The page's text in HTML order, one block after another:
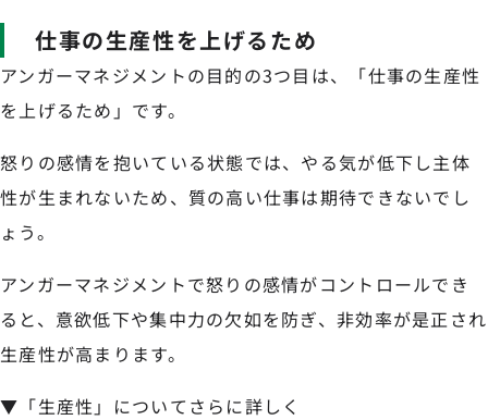
仕事の生産性を上げるため
アンガーマネジメントの目的の3つ目は、「仕事の生産性
を上げるため」です。
怒りの感情を抱いている状態では、やる気が低下し主体
性が生まれないため、質の高い仕事は期待できないでし
ょう。
アンガーマネジメントで怒りの感情がコントロールでき
ると、意欲低下や集中力の欠如を防ぎ、非効率が是正され
生産性が高まります。
▼「生産性」についてさらに詳しく